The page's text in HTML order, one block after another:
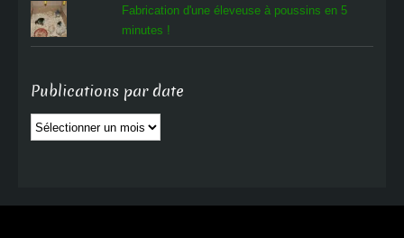
Fabrication d'une éleveuse à poussins en 5
minutes !
Publications par date
Publications
par